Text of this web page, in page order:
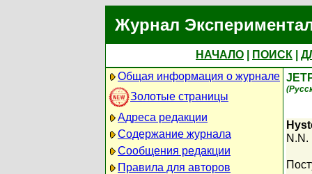
Журнал
НАЧАЛО ПОИСК
Общая информация о журнале
Золотые страницы
Адреса редакции
Содержание журнала
Сообщения редакции
Правила для авторов
N.N.